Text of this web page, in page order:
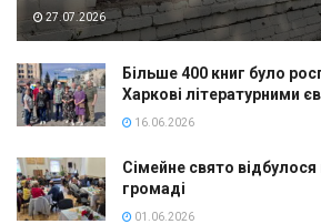
27.07.2026
Більше 400 книг було
Харкові літературними
16.06.2026
Сімейне свято відбулося
громаді
01.06.2026